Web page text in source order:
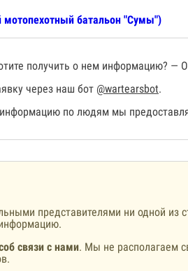
батальон "Сумы")
получить о нем информацию? —
через наш бот @wartearsbot.
по людям мы
представителями ни одной из
связи с нами. Мы не располагаем